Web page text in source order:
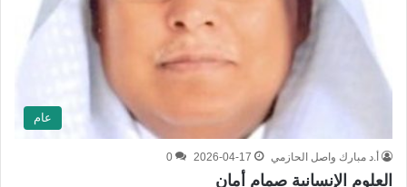
عام
أ.د مبارك واصل الحازمي 2026-04-17
0
العلوم الإنسانية صمام أمان